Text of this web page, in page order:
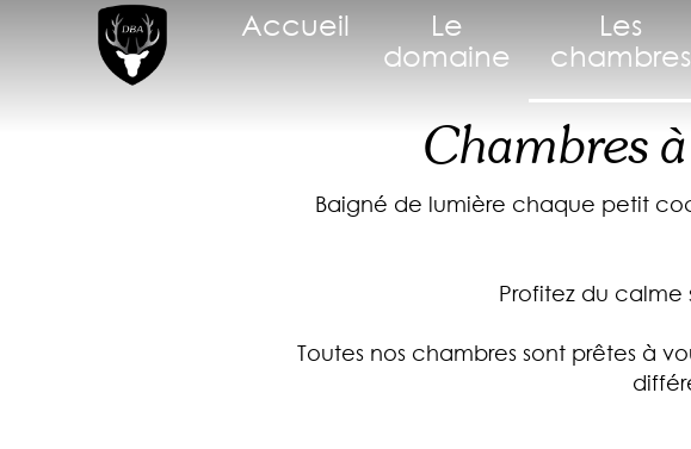
Accueil
Le
domaine
Les
chambres
Chambres
Baigné de lumière chaque petit
Profitez du calme
Toutes nos chambres sont prêtes à